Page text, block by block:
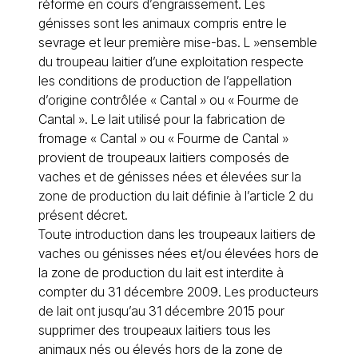
réforme en cours d’engraissement. Les
génisses sont les animaux compris entre le
sevrage et leur première mise-bas. L »ensemble
du troupeau laitier d’une exploitation respecte
les conditions de production de l’appellation
d’origine contrôlée « Cantal » ou « Fourme de
Cantal ». Le lait utilisé pour la fabrication de
fromage « Cantal » ou « Fourme de Cantal »
provient de troupeaux laitiers composés de
vaches et de génisses nées et élevées sur la
zone de production du lait définie à l’article 2 du
présent décret.
Toute introduction dans les troupeaux laitiers de
vaches ou génisses nées et/ou élevées hors de
la zone de production du lait est interdite à
compter du 31 décembre 2009. Les producteurs
de lait ont jusqu’au 31 décembre 2015 pour
supprimer des troupeaux laitiers tous les
animaux nés ou élevés hors de la zone de